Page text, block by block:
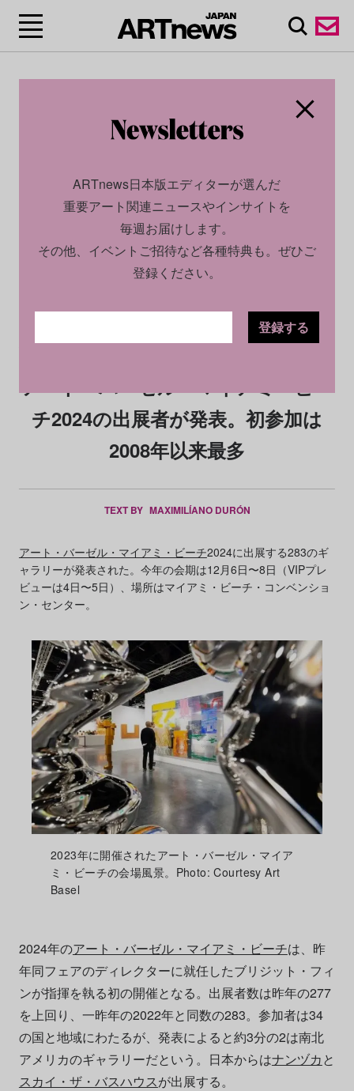
2024.07.10
アート・バーゼル・マイアミ・ビー
チ2024の出展者が発表。初参加は
2008年以来最多
TEXT BY MAXIMILÍANO DURÓN
アート・バーゼル・マイアミ・ビーチ2024に出展する283のギ
ャラリーが発表された。今年の会期は12月6日〜8日（VIPプレ
ビューは4日〜5日）、場所はマイアミ・ビーチ・コンベンショ
ン・センター。
2023年に開催されたアート・バーゼル・マイア
ミ・ビーチの会場風景。Photo: Courtesy Art
Basel
2024年のアート・バーゼル・マイアミ・ビーチは、昨
年同フェアのディレクターに就任したブリジット・フィ
ンが指揮を執る初の開催となる。出展者数は昨年の277
を上回り、一昨年の2022年と同数の283。参加者は34
の国と地域にわたるが、発表によると約3分の2は南北
アメリカのギャラリーだという。日本からはナンヅカと
スカイ・ザ・バスハウスが出展する。
ARTnews日本版エディターが選んだ
重要アート関連ニュースやインサイトを
毎週お届けします。
その他、イベントご招待など各種特典も。ぜひご
登録ください。
登録する